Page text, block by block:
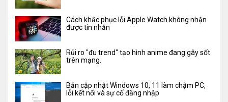
Cách khắc phục lỗi Apple Watch không nhận
được tin nhắn
Rủi ro "đu trend" tạo hình anime đang gây sốt
trên mạng.
Bản cập nhật Windows 10, 11 làm chậm PC,
lỗi kết nối và sự cố đăng nhập